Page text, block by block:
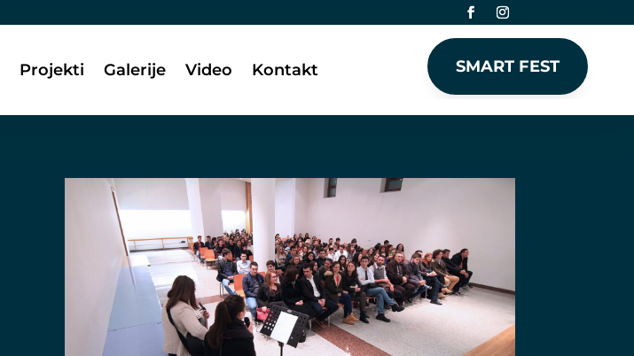
Projekti Galerije Video Kontakt SMART FEST